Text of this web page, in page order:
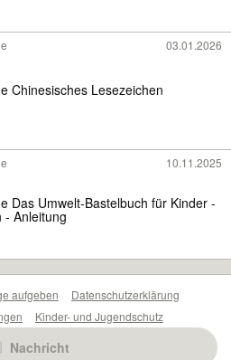
03.01.2026
Tausche Chinesisches Lesezeichen
10.11.2025
Das Umwelt-Bastelbuch für Kinder -
- Anleitung
Nachricht
aufgeben
Datenschutzerklärung
Kinder- und Jugendschutz